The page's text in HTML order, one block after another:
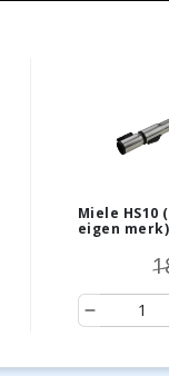
Miele
eigen merk)